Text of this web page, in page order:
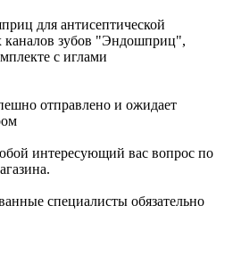
для антисептической
каналов зубов "Эндошприц",
с иглами
отправлено и ожидает
интересующий вас вопрос по
специалисты обязательно